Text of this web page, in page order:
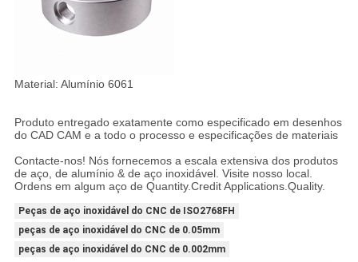
Material: Alumínio 6061
Produto entregado exatamente como especificado em desenhos
do CAD CAM e a todo o processo e especificações de materiais
Contacte-nos! Nós fornecemos a escala extensiva dos produtos
de aço, de alumínio & de aço inoxidável. Visite nosso local.
Ordens em algum aço de Quantity.Credit Applications.Quality.
Peças de aço inoxidável do CNC de ISO2768FH
peças de aço inoxidável do CNC de 0.05mm
peças de aço inoxidável do CNC de 0.002mm